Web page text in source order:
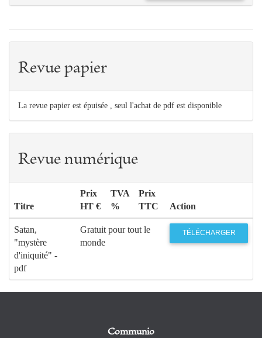
Revue papier
La revue papier est épuisée , seul l'achat de pdf est disponible
Revue numérique
Titre
Prix
HT €
TVA
%
Prix
TTC
Action
Satan,
"mystère
d'iniquité" -
pdf
Gratuit pour tout le
monde
TÉLÉCHARGER
Communio